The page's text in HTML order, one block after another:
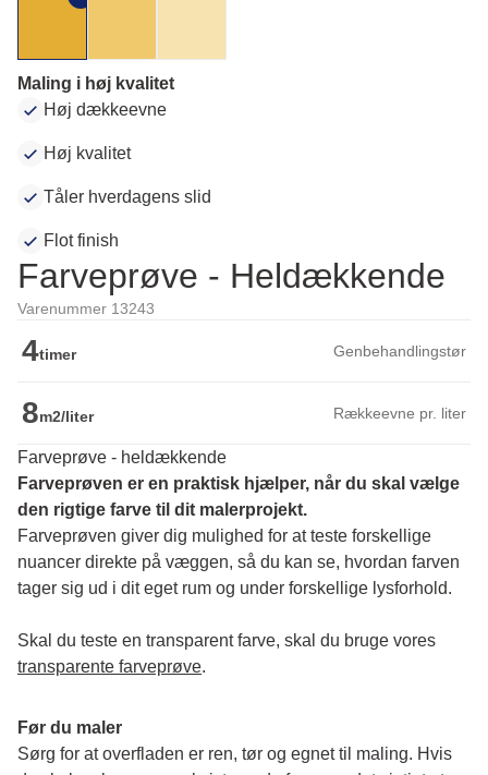
Maling i høj kvalitet
Høj dækkeevne
Høj kvalitet
Tåler hverdagens slid
Flot finish
Farveprøve - Heldækkende
Varenummer 13243
4timer Genbehandlingstør
8m2/liter Rækkeevne pr. liter
Farveprøve - heldækkende
Farveprøven er en praktisk hjælper, når du skal vælge
den rigtige farve til dit malerprojekt.
Farveprøven giver dig mulighed for at teste forskellige
nuancer direkte på væggen, så du kan se, hvordan farven
tager sig ud i dit eget rum og under forskellige lysforhold.
transparente farveprøve.
Før du maler
Sørg for at overfladen er ren, tør og egnet til maling. Hvis